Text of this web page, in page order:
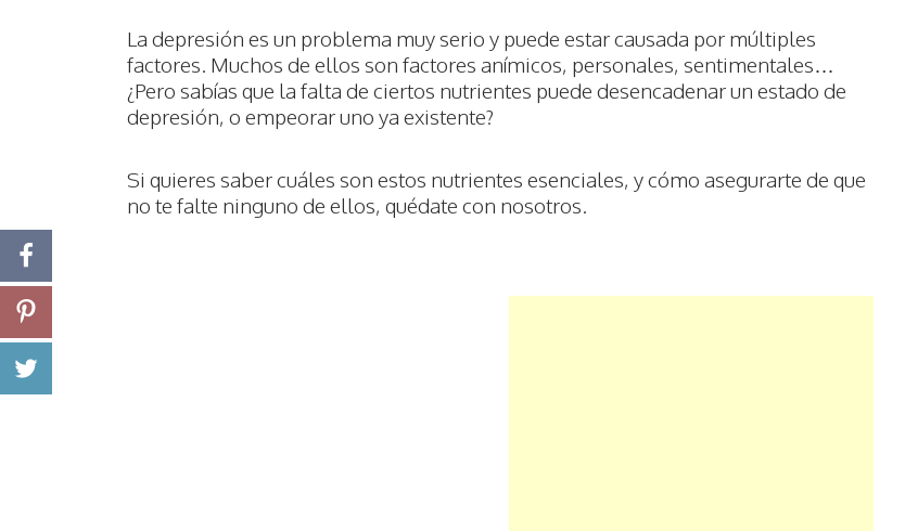
La depresión es un problema muy serio y puede estar causada por múltiples
factores. Muchos de ellos son factores anímicos, personales, sentimentales…
¿Pero sabías que la falta de ciertos nutrientes puede desencadenar un estado de
depresión, o empeorar uno ya existente?
Si quieres saber cuáles son estos nutrientes esenciales, y cómo asegurarte de que
no te falte ninguno de ellos, quédate con nosotros.